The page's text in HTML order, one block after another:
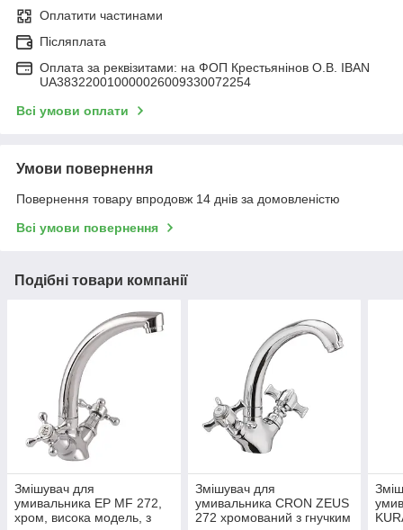
Оплатити частинами
Післяплата
Оплата за реквізитами: на ФОП Крестьянінов О.В. IBAN
UA383220010000026009330072254
Всі умови оплати
Умови повернення
Повернення товару впродовж 14 днів за домовленістю
Всі умови повернення
Подібні товари компанії
Змішувач для
умивальника EP MF 272,
хром, висока модель, з
Змішувач для
умивальника CRON ZEUS
272 хромований з гнучким